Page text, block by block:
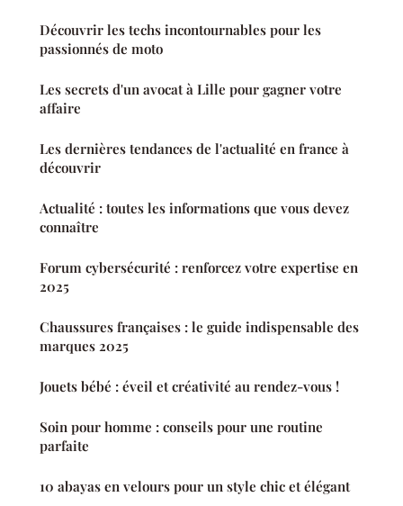
Découvrir les techs incontournables pour les
passionnés de moto
Les secrets d'un avocat à Lille pour gagner votre
affaire
Les dernières tendances de l'actualité en france à
découvrir
Actualité : toutes les informations que vous devez
connaître
Forum cybersécurité : renforcez votre expertise en
2025
Chaussures françaises : le guide indispensable des
marques 2025
Jouets bébé : éveil et créativité au rendez-vous !
Soin pour homme : conseils pour une routine
parfaite
10 abayas en velours pour un style chic et élégant